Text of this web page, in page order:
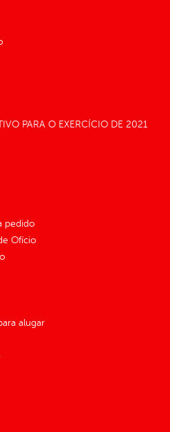
PARA O EXERCÍCIO DE 2021
pedido
Ofício
alugar